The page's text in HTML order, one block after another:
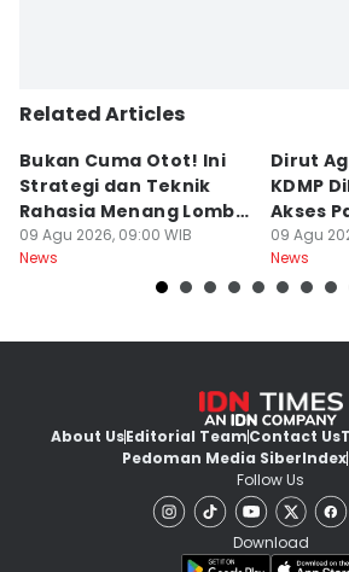
Related Articles
Bukan Cuma Otot! Ini
Strategi dan Teknik
Rahasia Menang Lomba
Panjat Pinang
09 Agu 2026, 09:00 WIB
News
Dirut
KDMP
Akses
09 Agu
News
About UsEditorial TeamContact Us
Pedoman Media SiberIndex
Follow Us
Download